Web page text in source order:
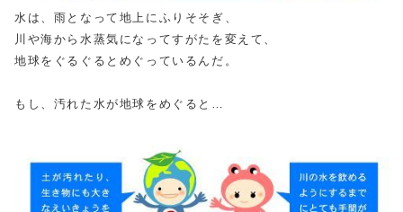
水は、雨となって地上にふりそそぎ、
川や海から水蒸気になってすがたを変えて、
地球をぐるぐるとめぐっているんだ。
もし、汚れた水が地球をめぐると…